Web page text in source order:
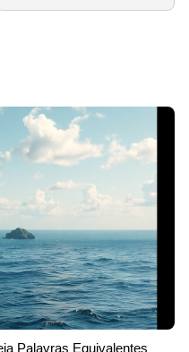
Palavras Equivalentes